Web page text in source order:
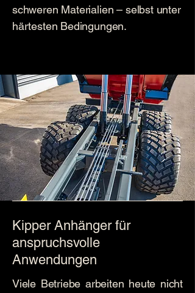
schweren Materialien – selbst unter
härtesten Bedingungen.
Kipper Anhänger für
anspruchsvolle
Anwendungen
Viele Betriebe arbeiten heute nicht